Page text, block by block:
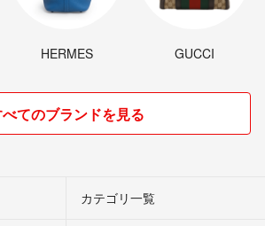
HERMES GUCCI
てのブランドを見る
カテゴリ一覧